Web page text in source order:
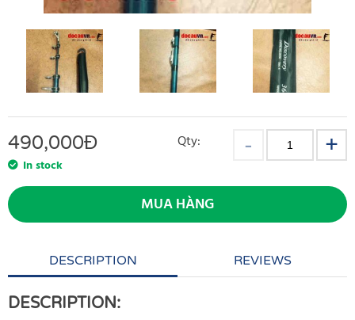
490,000Đ
In stock
Qty:
MUA HÀNG
DESCRIPTION REVIEWS
DESCRIPTION: